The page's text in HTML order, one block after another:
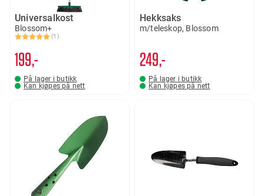
Universalkost
Blossom+
Karakter:
(1)
5.0 av 5 mulige
199,-
På lager i butikk
Kan kjøpes på nett
Hekksaks
m/teleskop, Blossom
249,-
På lager i butikk
Kan kjøpes på nett